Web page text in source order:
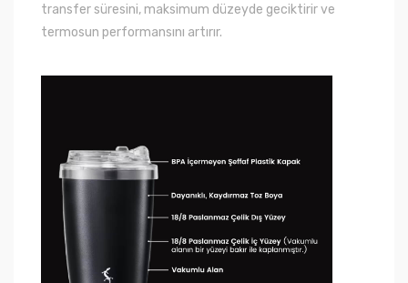
transfer süresini, maksimum düzeyde geciktirir ve
termosun performansını artırır.